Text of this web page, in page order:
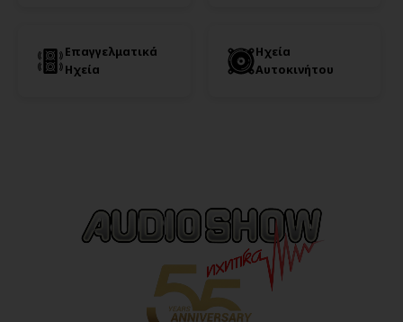
Επαγγελματικά
Ηχεία
Ηχεία
Αυτοκινήτου